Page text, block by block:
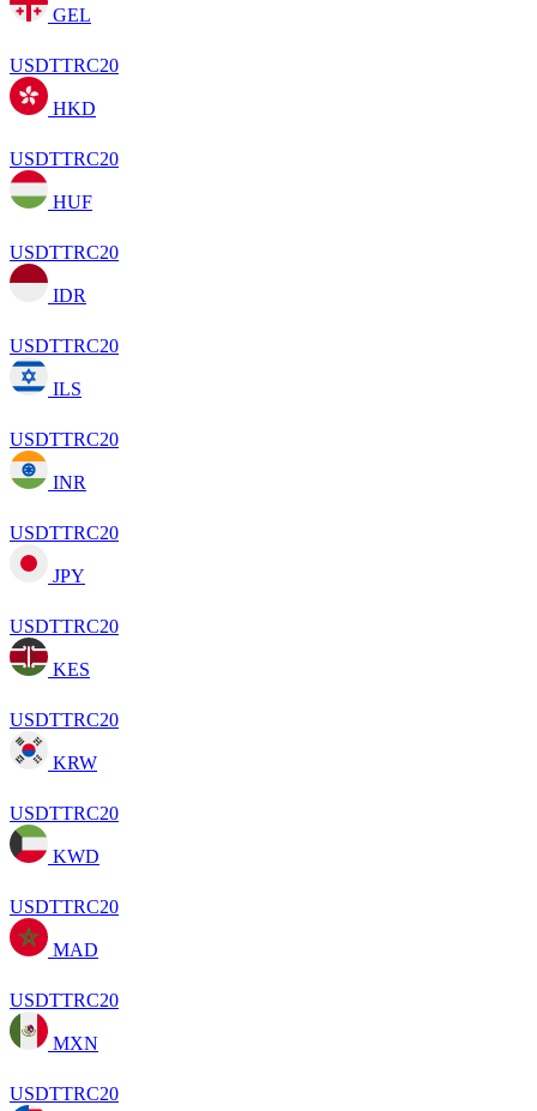
GEL
USDTTRC20
HKD
USDTTRC20
HUF
USDTTRC20
IDR
USDTTRC20
ILS
USDTTRC20
INR
USDTTRC20
JPY
USDTTRC20
KES
USDTTRC20
KRW
USDTTRC20
KWD
USDTTRC20
MAD
USDTTRC20
MXN
USDTTRC20